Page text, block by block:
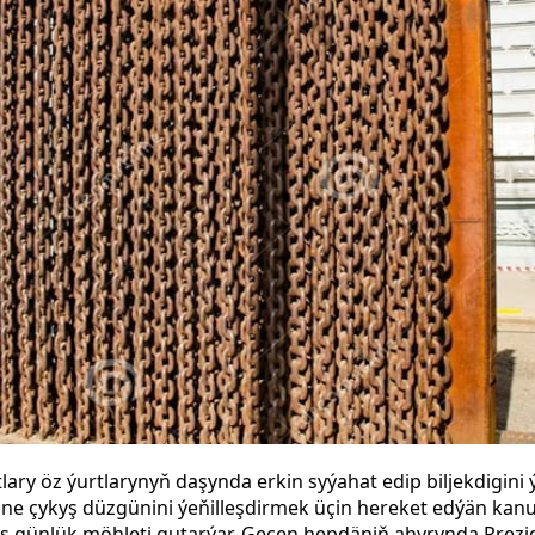
öz ýurtlarynyň daşynda erkin syýahat edip biljekdigini
çykyş düzgünini ýeňilleşdirmek üçin hereket edýän